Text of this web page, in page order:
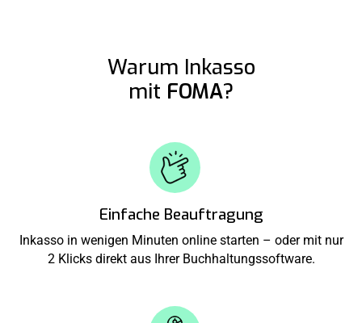
Warum Inkasso
mit FOMA?
Einfache Beauftragung
Inkasso in wenigen Minuten online starten – oder mit nur
2 Klicks direkt aus Ihrer Buchhaltungssoftware.